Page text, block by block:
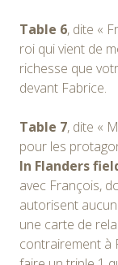
Table 6, dite «
roi qui vient de
richesse que
devant Fabrice.
Table 7, dite «
pour les
In Flanders
avec François,
autorisent
une carte de
contrairement à